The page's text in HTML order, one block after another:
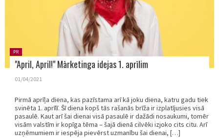
Posted
in:
PR
"April, April!" Mārketinga idejas 1. aprīlim
01/04/2021
Pirmā aprīļa diena, kas pazīstama arī kā joku diena, katru gadu tiek
svinēta 1. aprīlī. Šī diena kopš tās rašanās brīža ir izplatījusies visā
pasaulē. Kaut arī šai dienai visā pasaulē ir dažādi nosaukumi, tomēr
visām valstīm ir kopīga tēma – šajā dienā cilvēki izjoko cits citu. Arī
uzņēmumiem ir iespēja pievērst uzmanību šai dienai, […]